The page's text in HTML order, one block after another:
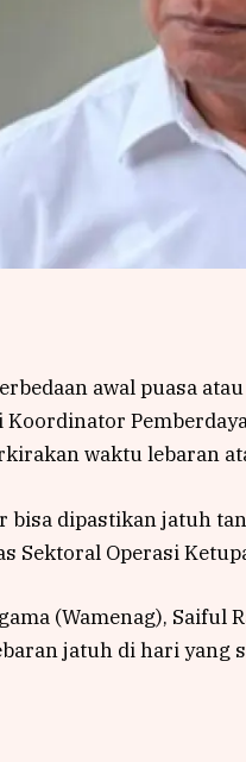
awal puasa
waktu lebaran
dipastikan jatuh
Sektoral Operasi
(Wamenag), Saiful
jatuh di hari yang